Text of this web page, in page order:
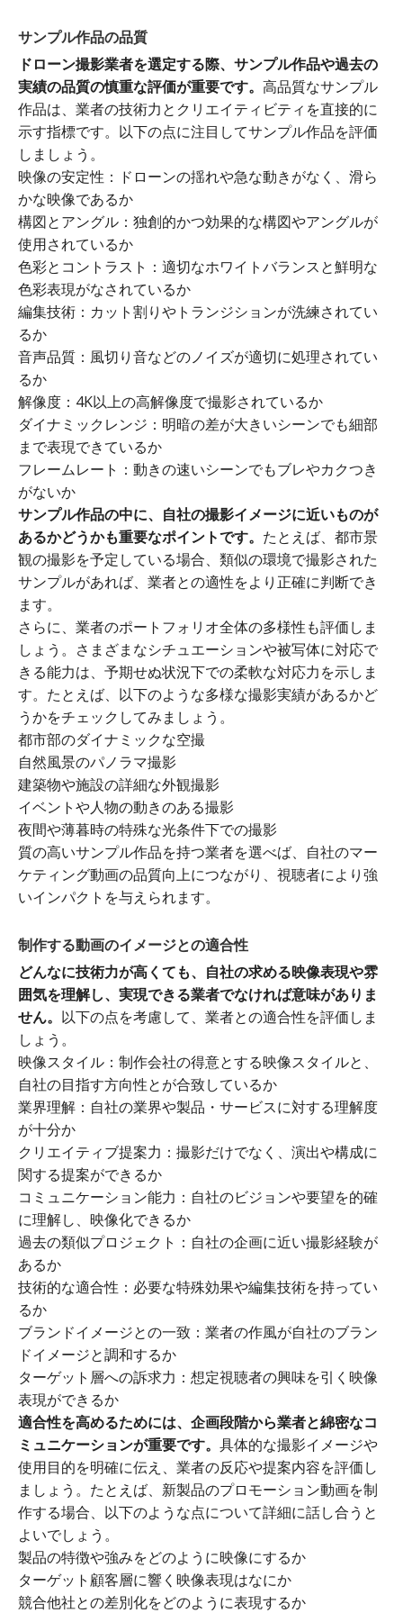
サンプル作品の品質
ドローン撮影業者を選定する際、サンプル作品や過去の
実績の品質の慎重な評価が重要です。 高品質なサンプル
作品は、業者の技術力とクリエイティビティを直接的に
示す指標です。以下の点に注目してサンプル作品を評価
しましょう。
映像の安定性：ドローンの揺れや急な動きがなく、滑ら
かな映像であるか
構図とアングル：独創的かつ効果的な構図やアングルが
使用されているか
色彩とコントラスト：適切なホワイトバランスと鮮明な
色彩表現がなされているか
編集技術：カット割りやトランジションが洗練されてい
るか
音声品質：風切り音などのノイズが適切に処理されてい
るか
解像度：4K以上の高解像度で撮影されているか
ダイナミックレンジ：明暗の差が大きいシーンでも細部
まで表現できているか
フレームレート：動きの速いシーンでもブレやカクつき
がないか
サンプル作品の中に、自社の撮影イメージに近いものが
あるかどうかも重要なポイントです。 たとえば、都市景
観の撮影を予定している場合、類似の環境で撮影された
サンプルがあれば、業者との適性をより正確に判断でき
ます。
さらに、業者のポートフォリオ全体の多様性も評価しま
しょう。さまざまなシチュエーションや被写体に対応で
きる能力は、予期せぬ状況下での柔軟な対応力を示しま
す。たとえば、以下のような多様な撮影実績があるかど
うかをチェックしてみましょう。
都市部のダイナミックな空撮
自然風景のパノラマ撮影
建築物や施設の詳細な外観撮影
イベントや人物の動きのある撮影
夜間や薄暮時の特殊な光条件下での撮影
質の高いサンプル作品を持つ業者を選べば、自社のマー
ケティング動画の品質向上につながり、視聴者により強
いインパクトを与えられます。
制作する動画のイメージとの適合性
どんなに技術力が高くても、自社の求める映像表現や雰
囲気を理解し、実現できる業者でなければ意味がありま
せん。 以下の点を考慮して、業者との適合性を評価しま
しょう。
映像スタイル：制作会社の得意とする映像スタイルと、
自社の目指す方向性とが合致しているか
業界理解：自社の業界や製品・サービスに対する理解度
が十分か
クリエイティブ提案力：撮影だけでなく、演出や構成に
関する提案ができるか
コミュニケーション能力：自社のビジョンや要望を的確
に理解し、映像化できるか
過去の類似プロジェクト：自社の企画に近い撮影経験が
あるか
技術的な適合性：必要な特殊効果や編集技術を持ってい
るか
ブランドイメージとの一致：業者の作風が自社のブラン
ドイメージと調和するか
ターゲット層への訴求力：想定視聴者の興味を引く映像
表現ができるか
適合性を高めるためには、企画段階から業者と綿密なコ
ミュニケーションが重要です。 具体的な撮影イメージや
使用目的を明確に伝え、業者の反応や提案内容を評価し
ましょう。たとえば、新製品のプロモーション動画を制
作する場合、以下のような点について詳細に話し合うと
よいでしょう。
製品の特徴や強みをどのように映像にするか
ターゲット顧客層に響く映像表現はなにか
競合他社との差別化をどのように表現するか